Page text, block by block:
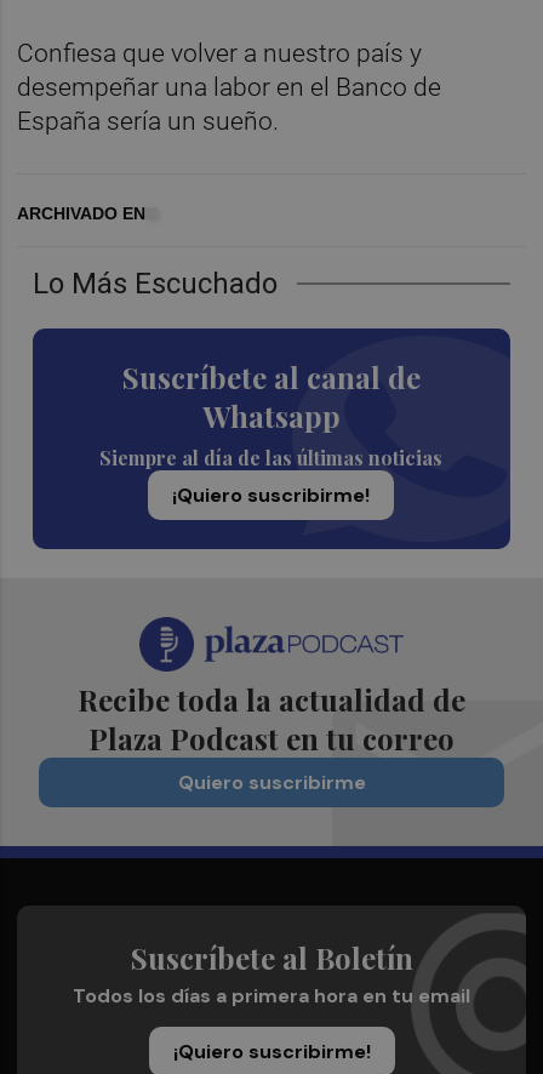
Lo Más Escuchado
Suscríbete al canal de
Whatsapp
Siempre al día de las últimas noticias
¡Quiero suscribirme!
Confiesa que volver a nuestro país y
desempeñar una labor en el Banco de
España sería un sueño.
ARCHIVADO EN
Recibe toda la actualidad de
Plaza Podcast en tu correo
Quiero suscribirme
Suscríbete al Boletín
Todos los días a primera hora en tu email
¡Quiero suscribirme!